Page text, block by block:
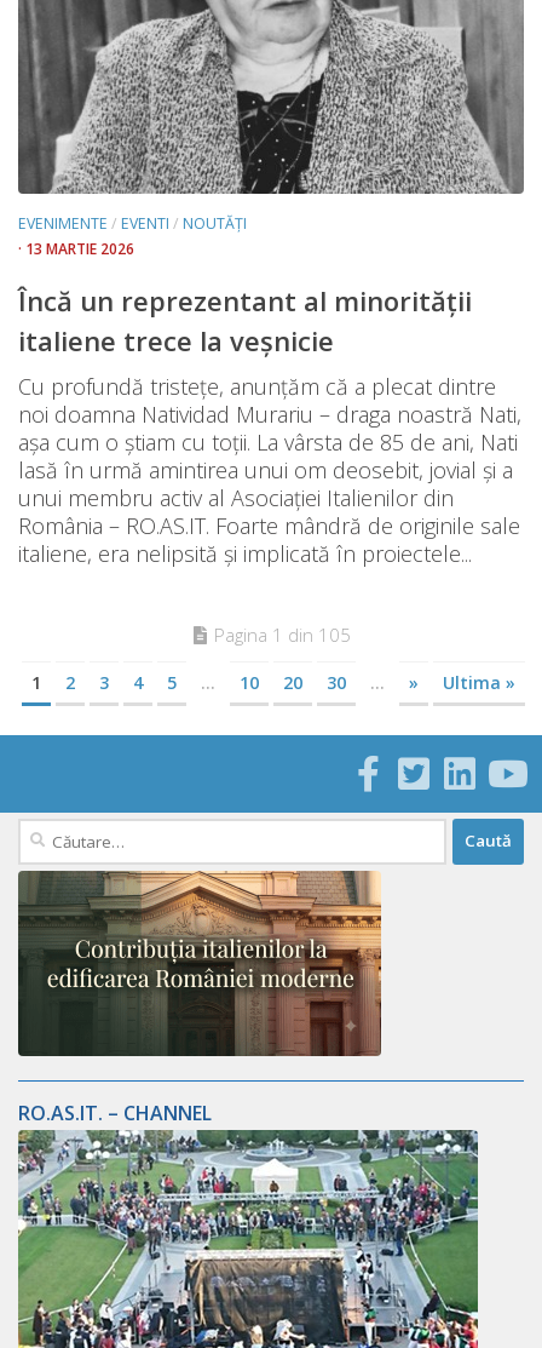
EVENIMENTE / EVENTI / NOUTĂȚI
· 13 MARTIE 2026
Încă un reprezentant al minorității
italiene trece la veşnicie
Cu profundă tristețe, anunțăm că a plecat dintre
noi doamna Natividad Murariu – draga noastră Nati,
așa cum o știam cu toții. La vârsta de 85 de ani, Nati
lasă în urmă amintirea unui om deosebit, jovial și a
unui membru activ al Asociației Italienilor din
România – RO.AS.IT. Foarte mândră de originile sale
italiene, era nelipsită și implicată în proiectele...
Pagina 1 din 105
1 2 3 4 5 ... 10 20 30 ... » Ultima »
Caută
după:
RO.AS.IT. – CHANNEL